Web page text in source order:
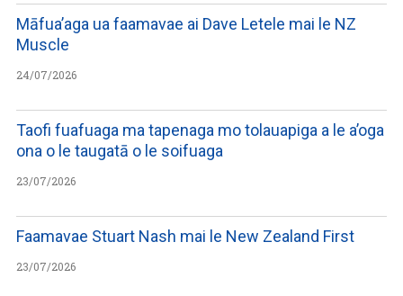
Māfua’aga ua faamavae ai Dave Letele mai le NZ
Muscle
24/07/2026
Taofi fuafuaga ma tapenaga mo tolauapiga a le a’oga
ona o le taugatā o le soifuaga
23/07/2026
Faamavae Stuart Nash mai le New Zealand First
23/07/2026